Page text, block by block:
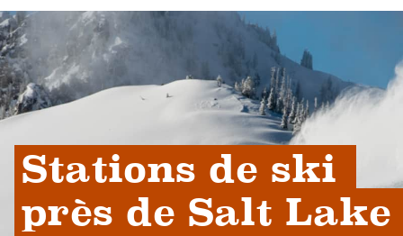
Stations de ski
près de Salt Lake